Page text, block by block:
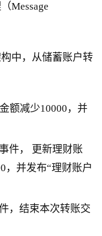
Message
中，从储蓄账户转
额减少10000，并
件， 更新理财账
，并发布“理财账户
，结束本次转账交